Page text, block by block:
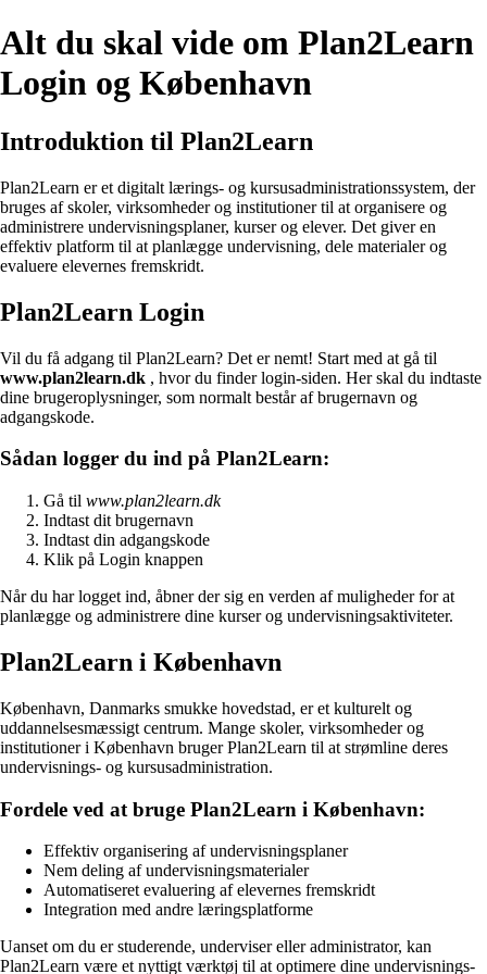
Alt du skal vide om Plan2Learn
Login og København
Introduktion til Plan2Learn
Plan2Learn er et digitalt lærings- og kursusadministrationssystem, der
bruges af skoler, virksomheder og institutioner til at organisere og
administrere undervisningsplaner, kurser og elever. Det giver en
effektiv platform til at planlægge undervisning, dele materialer og
evaluere elevernes fremskridt.
Plan2Learn Login
Vil du få adgang til Plan2Learn? Det er nemt! Start med at gå til
www.plan2learn.dk , hvor du finder login-siden. Her skal du indtaste
dine brugeroplysninger, som normalt består af brugernavn og
adgangskode.
Sådan logger du ind på Plan2Learn:
Gå til www.plan2learn.dk
Indtast dit brugernavn
Indtast din adgangskode
Klik på Login knappen
Når du har logget ind, åbner der sig en verden af muligheder for at
planlægge og administrere dine kurser og undervisningsaktiviteter.
Plan2Learn i København
København, Danmarks smukke hovedstad, er et kulturelt og
uddannelsesmæssigt centrum. Mange skoler, virksomheder og
institutioner i København bruger Plan2Learn til at strømline deres
undervisnings- og kursusadministration.
Fordele ved at bruge Plan2Learn i København:
Effektiv organisering af undervisningsplaner
Nem deling af undervisningsmaterialer
Automatiseret evaluering af elevernes fremskridt
Integration med andre læringsplatforme
Uanset om du er studerende, underviser eller administrator, kan
Plan2Learn være et nyttigt værktøj til at optimere dine undervisnings-